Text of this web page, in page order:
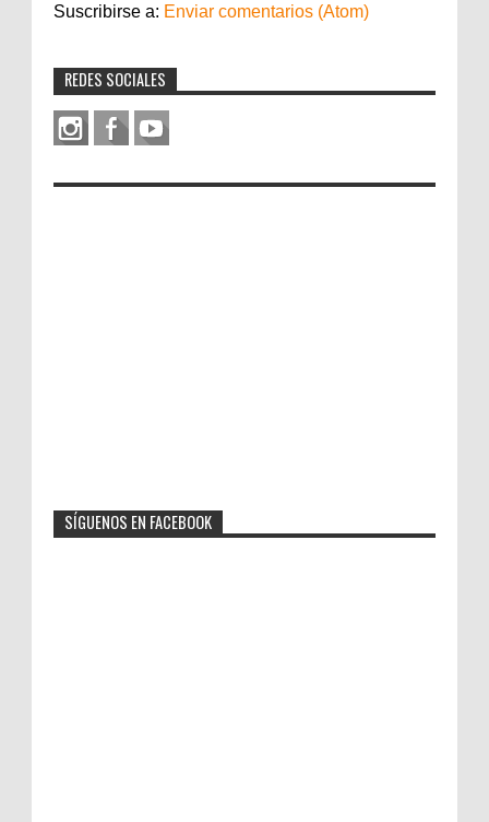
Suscribirse a: Enviar comentarios (Atom)
REDES SOCIALES
SÍGUENOS EN FACEBOOK